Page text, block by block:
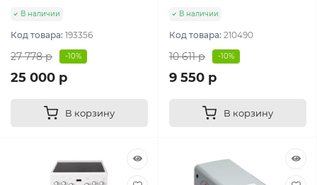
В наличии
Код товара: 193356
27 778 р -10%
25 000 р
В корзину
В наличии
Код товара: 210490
10 611 р -10%
9 550 р
В корзину